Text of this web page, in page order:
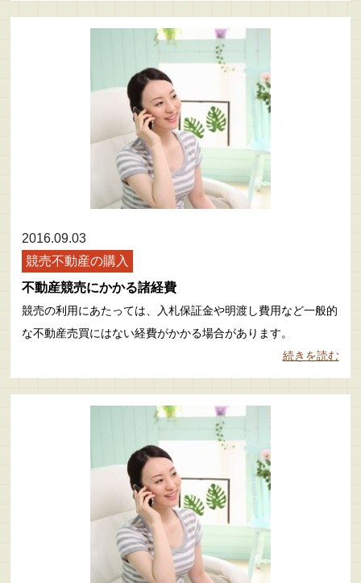
2016.09.03
競売不動産の購入
不動産競売にかかる諸経費
競売の利用にあたっては、入札保証金や明渡し費用など一般的
な不動産売買にはない経費がかかる場合があります。
続きを読む